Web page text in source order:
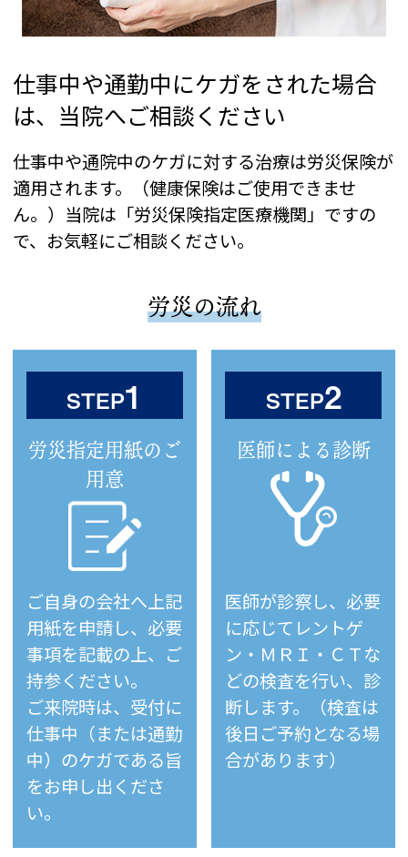
仕事中や通勤中にケガをされた場合
は、当院へご相談ください
仕事中や通院中のケガに対する治療は労災保険が
適用されます。（健康保険はご使用できませ
ん。）当院は「労災保険指定医療機関」ですの
で、お気軽にご相談ください。
労災の流れ
STEP1
労災指定用紙のご
用意
ご自身の会社へ上記
用紙を申請し、必要
事項を記載の上、ご
持参ください。
ご来院時は、受付に
仕事中（または通勤
中）のケガである旨
をお申し出くださ
い。
STEP2
医師による診断
医師が診察し、必要
に応じてレントゲ
ン・ＭＲＩ・ＣＴな
どの検査を行い、診
断します。（検査は
後日ご予約となる場
合があります）